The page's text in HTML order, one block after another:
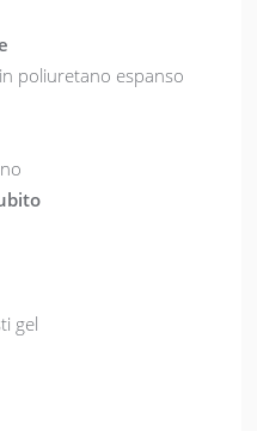
poliuretano espanso
gel